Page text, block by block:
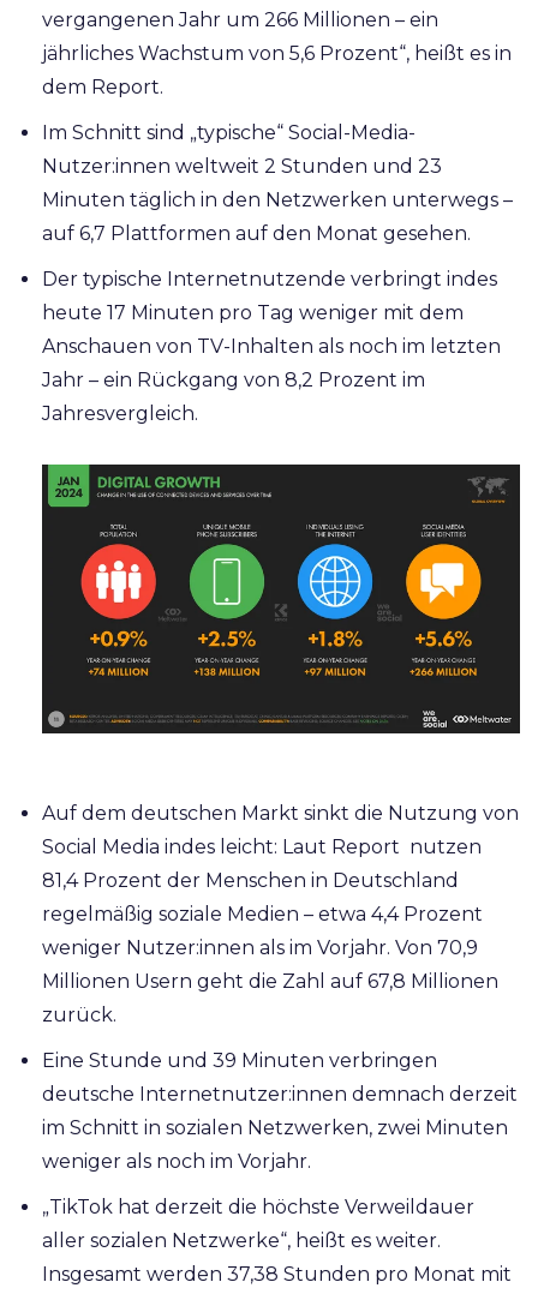
vergangenen Jahr um 266 Millionen – ein
jährliches Wachstum von 5,6 Prozent“, heißt es in
dem Report.
Im Schnitt sind „typische“ Social-Media-
Nutzer:innen weltweit 2 Stunden und 23
Minuten täglich in den Netzwerken unterwegs –
auf 6,7 Plattformen auf den Monat gesehen.
Der typische Internetnutzende verbringt indes
heute 17 Minuten pro Tag weniger mit dem
Anschauen von TV-Inhalten als noch im letzten
Jahr – ein Rückgang von 8,2 Prozent im
Jahresvergleich.
Auf dem deutschen Markt sinkt die Nutzung von
Social Media indes leicht: Laut Report nutzen
81,4 Prozent der Menschen in Deutschland
regelmäßig soziale Medien – etwa 4,4 Prozent
weniger Nutzer:innen als im Vorjahr. Von 70,9
Millionen Usern geht die Zahl auf 67,8 Millionen
zurück.
Eine Stunde und 39 Minuten verbringen
deutsche Internetnutzer:innen demnach derzeit
im Schnitt in sozialen Netzwerken, zwei Minuten
weniger als noch im Vorjahr.
„TikTok hat derzeit die höchste Verweildauer
aller sozialen Netzwerke“, heißt es weiter.
Insgesamt werden 37,38 Stunden pro Monat mit